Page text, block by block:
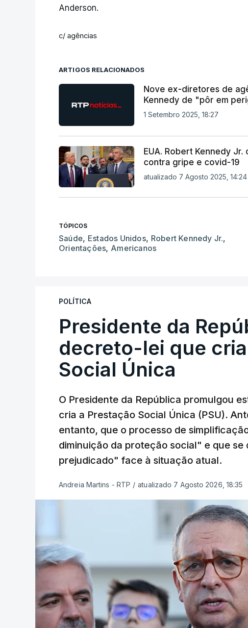
Anderson.
c/ agências
ARTIGOS RELACIONADOS
Nove ex-diretores de
Kennedy de "pôr em
1 Setembro 2025, 18:27
EUA. Robert Kennedy
contra gripe e covid-19
atualizado 7 Agosto 2025, 14:24
TÓPICOS
Saúde, Estados Unidos, Robert Kennedy Jr.,
Orientações, Americanos
POLÍTICA
Presidente da
decreto-lei que
Social Única
O Presidente da República promulgou
cria a Prestação Social Única (PSU).
entanto, que o processo de
diminuição da proteção social" e que
prejudicado" face à situação atual.
Andreia Martins - RTP / atualizado 7 Agosto 2026, 18:35